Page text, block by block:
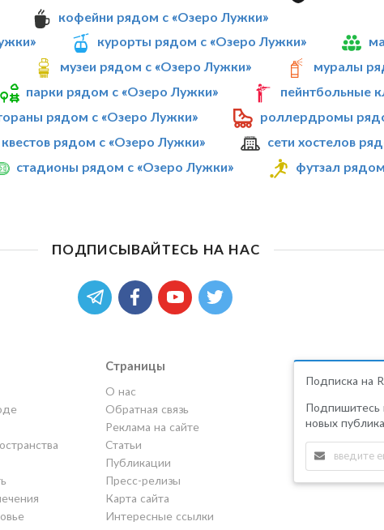
кофейни рядом с «Озеро Лужки»
курорты рядом с «Озеро Лужки»
музеи рядом с «Озеро Лужки»
муралы
парки рядом с «Озеро Лужки»
пейнтбольные
рядом с «Озеро Лужки»
роллердромы
квестов рядом с «Озеро Лужки»
сети хостелов
стадионы рядом с «Озеро Лужки»
футзал
ПОДПИСЫВАЙТЕСЬ НА НАС
Страницы
О нас
Обратная связь
Реклама на сайте
Статьи
Публикации
Пресс-релизы
Карта сайта
Интересные ссылки
Подписка на
Подпишитесь
новых